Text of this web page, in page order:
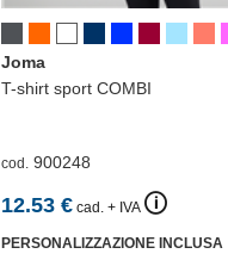
Joma
T-shirt sport COMBI
cod. 900248
12.53€ cad. + IVA 🛈
PERSONALIZZAZIONE INCLUSA